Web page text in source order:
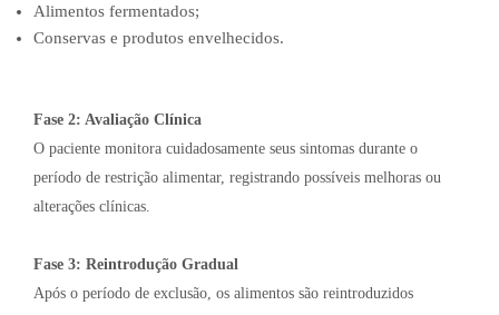
Alimentos fermentados;
Conservas e produtos envelhecidos.
Fase 2: Avaliação Clínica
O paciente monitora cuidadosamente seus sintomas durante o
período de restrição alimentar, registrando possíveis melhoras ou
alterações clínicas.
Fase 3: Reintrodução Gradual
Após o período de exclusão, os alimentos são reintroduzidos